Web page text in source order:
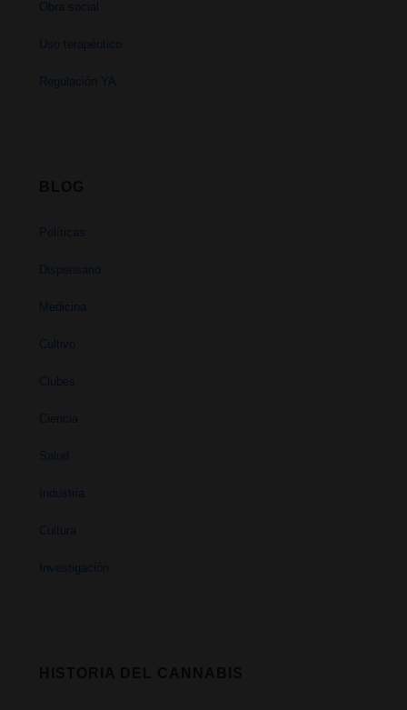
Obra social
Uso terapéutico
Regulación YA
Políticas
Dispensario
Medicina
Cultivo
Clubes
Ciencia
Salud
Industria
Cultura
Investigación